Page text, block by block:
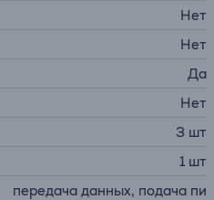
Нет
Нет
Да
Нет
3 шт
1 шт
передача данных, подача пи